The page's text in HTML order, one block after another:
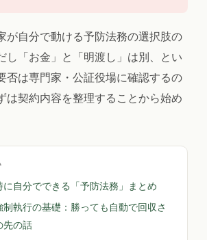
が自分で動ける予防法務の選択肢の
し「お金」と「明渡し」は別、とい
否は専門家・公証役場に確認するの
は契約内容を整理することから始め
に自分でできる「予防法務」まとめ
執行の基礎：勝っても自動で回収さ
先の話